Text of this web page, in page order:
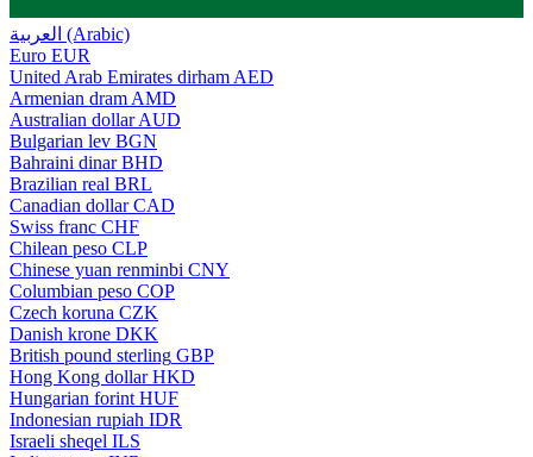
العربية (Arabic)
Euro EUR
United Arab Emirates dirham AED
Armenian dram AMD
Australian dollar AUD
Bulgarian lev BGN
Bahraini dinar BHD
Brazilian real BRL
Canadian dollar CAD
Swiss franc CHF
Chilean peso CLP
Chinese yuan renminbi CNY
Columbian peso COP
Czech koruna CZK
Danish krone DKK
British pound sterling GBP
Hong Kong dollar HKD
Hungarian forint HUF
Indonesian rupiah IDR
Israeli sheqel ILS